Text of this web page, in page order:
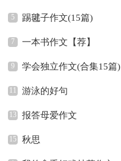
踢毽子作文(15篇)
一本书作文【荐】
学会独立作文(合集15篇)
游泳的好句
报答母爱作文
秋思